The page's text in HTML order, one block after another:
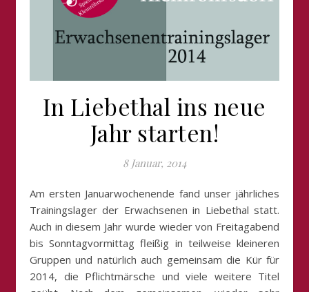
In Liebethal ins neue
Jahr starten!
8 Januar, 2014
Am ersten Januarwochenende fand unser jährliches
Trainingslager der Erwachsenen in Liebethal statt.
Auch in diesem Jahr wurde wieder von Freitagabend
bis Sonntagvormittag fleißig in teilweise kleineren
Gruppen und natürlich auch gemeinsam die Kür für
2014, die Pflichtmärsche und viele weitere Titel